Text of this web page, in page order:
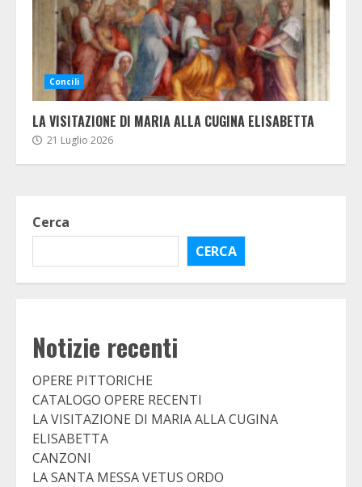
Concili
LA VISITAZIONE DI MARIA ALLA CUGINA ELISABETTA
21 Luglio 2026
Cerca
CERCA
Notizie recenti
OPERE PITTORICHE
CATALOGO OPERE RECENTI
LA VISITAZIONE DI MARIA ALLA CUGINA
ELISABETTA
CANZONI
LA SANTA MESSA VETUS ORDO